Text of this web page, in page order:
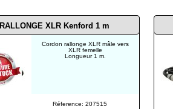
Cordon rallonge XLR mâle vers
XLR femelle
Longueur 1 m.
Réference: 207515
RALLONGE XLR Kenford 1 m